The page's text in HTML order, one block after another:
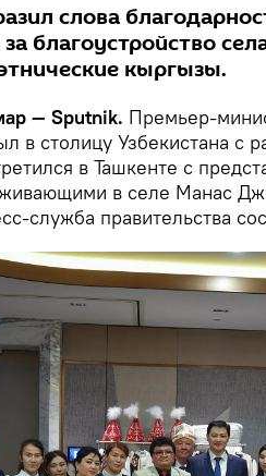
слова
благоустройство
кыргызы.
— Sputnik. Премьер-
в столицу Узбекистана с
в Ташкенте с
в селе Манас
служба правительства